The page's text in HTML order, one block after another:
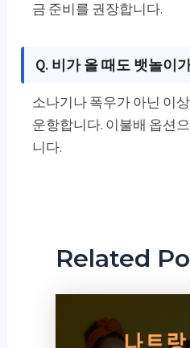
금 준비를 권장합니다.
Q. 비가 올 때도 뱃놀이
소나기나 폭우가 아닌 이
운항합니다. 이불배 옵션
니다.
Related